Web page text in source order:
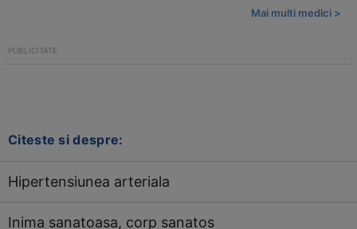
Mai multi medici >
Citeste si despre:
Hipertensiunea arteriala
Inima sanatoasa, corp sanatos